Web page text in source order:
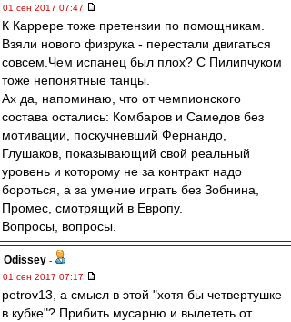
01 сен 2017 07:47
К Каррере тоже претензии по помощникам.
Взяли нового физрука - перестали двигаться
совсем.Чем испанец был плох? С Пилипчуком
тоже непонятные танцы.
Ах да, напоминаю, что от чемпионского
состава остались: Комбаров и Самедов без
мотивации, поскучневший Фернандо,
Глушаков, показывающий свой реальный
уровень и которому не за контракт надо
бороться, а за умение играть без Зобнина,
Промес, смотрящий в Европу.
Вопросы, вопросы.
Odissey -
01 сен 2017 07:17
petrov13, а смысл в этой "хотя бы четвертушке
в кубке"? Прибить мусарню и вылететь от